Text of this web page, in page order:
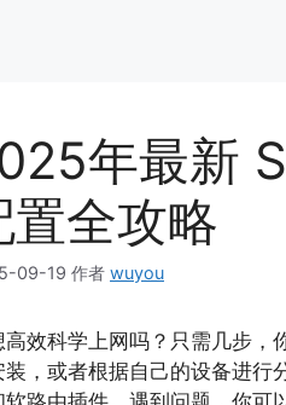
年最新
置全攻略
09-19 作者 wuyou
高效科学上网吗？只需几步
装，或者根据自己的设备进行